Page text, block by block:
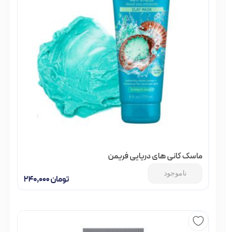
ماسک کانی های دریایی فریمن
تومان
ناموجود